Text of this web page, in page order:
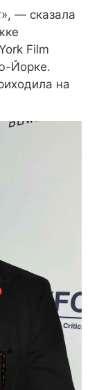
— сказала
Film
Йорке.
на